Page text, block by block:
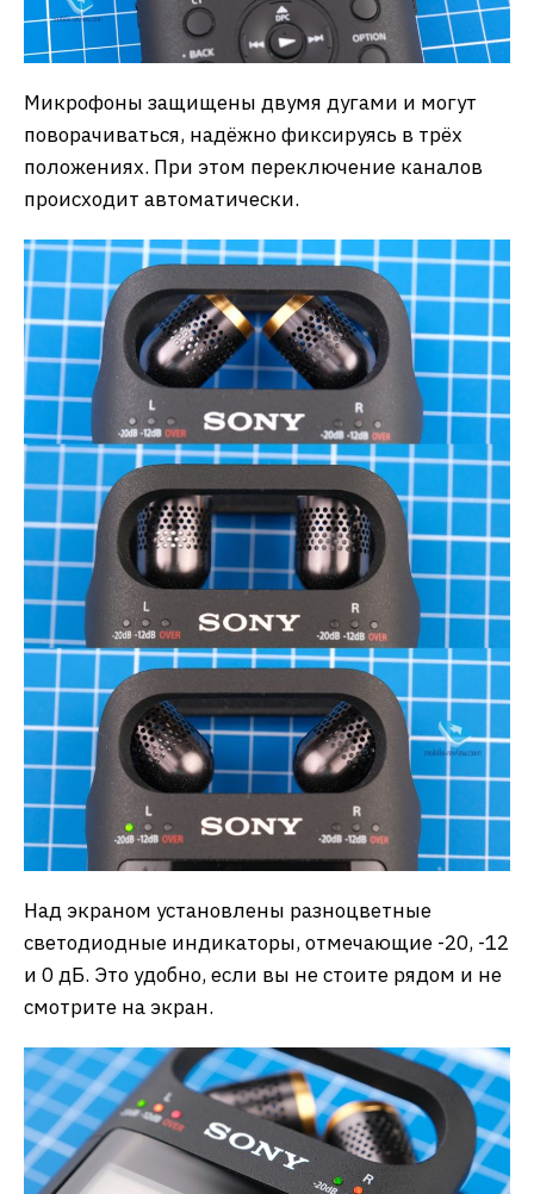
Микрофоны защищены двумя дугами и могут
поворачиваться, надёжно фиксируясь в трёх
положениях. При этом переключение каналов
происходит автоматически.
Над экраном установлены разноцветные
светодиодные индикаторы, отмечающие -20, -12
и 0 дБ. Это удобно, если вы не стоите рядом и не
смотрите на экран.